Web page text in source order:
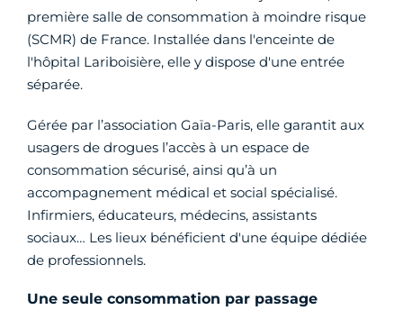
première salle de consommation à moindre risque
(SCMR) de France. Installée dans l'enceinte de
l'hôpital Lariboisière, elle y dispose d'une entrée
séparée.
Gérée par l’association Gaïa-Paris, elle garantit aux
usagers de drogues l’accès à un espace de
consommation sécurisé, ainsi qu’à un
accompagnement médical et social spécialisé.
Infirmiers, éducateurs, médecins, assistants
sociaux… Les lieux bénéficient d'une équipe dédiée
de professionnels.
Une seule consommation par passage